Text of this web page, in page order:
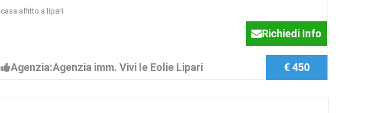
casa affitto a lipari
Richiedi Info
Agenzia:Agenzia imm. Vivi le Eolie Lipari € 450